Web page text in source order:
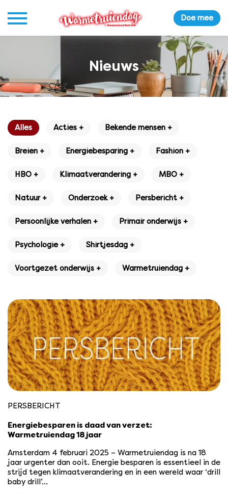
Doe mee
Nieuws
Alles Acties + Bekende mensen +
Breien + Energiebesparing + Fashion +
HBO + Klimaatverandering + MBO +
Natuur + Onderzoek + Persbericht +
Persoonlijke verhalen + Primair onderwijs +
Psychologie + Shirtjesdag +
Voortgezet onderwijs + Warmetruiendag +
PERSBERICHT
Energiebesparen is daad van verzet:
Warmetruiendag 18 jaar
Amsterdam 4 februari 2025 – Warmetruiendag is na 18
jaar urgenter dan ooit. Energie besparen is essentieel in de
strijd tegen klimaatverandering en in een wereld waar ‘drill
baby drill’…